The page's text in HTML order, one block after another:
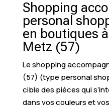
Shopping
personal
en boutiques
Metz (57)
Le shopping
(57) (type personal
cible des pièces qui
dans vos couleurs et